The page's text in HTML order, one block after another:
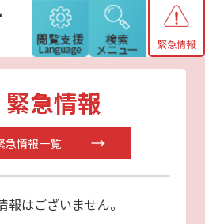
緊急情報
緊急情報
急情報一覧
報はございません。